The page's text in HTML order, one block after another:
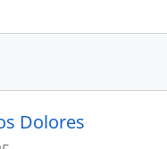
Dolores